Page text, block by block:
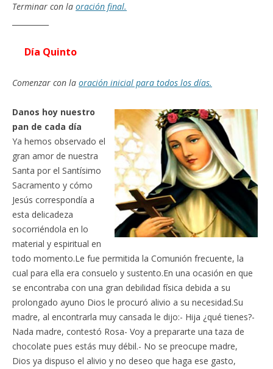
Terminar con la oración final.
Día Quinto
Comenzar con la oración inicial para todos los días.
Danos hoy nuestro
pan de cada día
Ya hemos observado el
gran amor de nuestra
Santa por el Santísimo
Sacramento y cómo
Jesús correspondía a
esta delicadeza
socorriéndola en lo
material y espiritual en
todo momento.Le fue permitida la Comunión frecuente, la
cual para ella era consuelo y sustento.En una ocasión en que
se encontraba con una gran debilidad física debida a su
prolongado ayuno Dios le procuró alivio a su necesidad.Su
madre, al encontrarla muy cansada le dijo:- Hija ¿qué tienes?-
Nada madre, contestó Rosa- Voy a prepararte una taza de
chocolate pues estás muy débil.- No se preocupe madre,
Dios ya dispuso el alivio y no deseo que haga ese gasto,